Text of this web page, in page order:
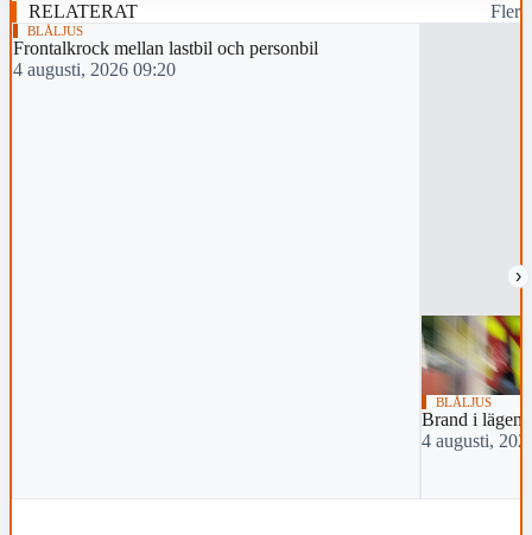
RELATERAT Fler
›
BLÅLJUS
Frontalkrock mellan lastbil och personbil
4 augusti, 2026 09:20
BLÅLJUS
Brand i
4 augusti,